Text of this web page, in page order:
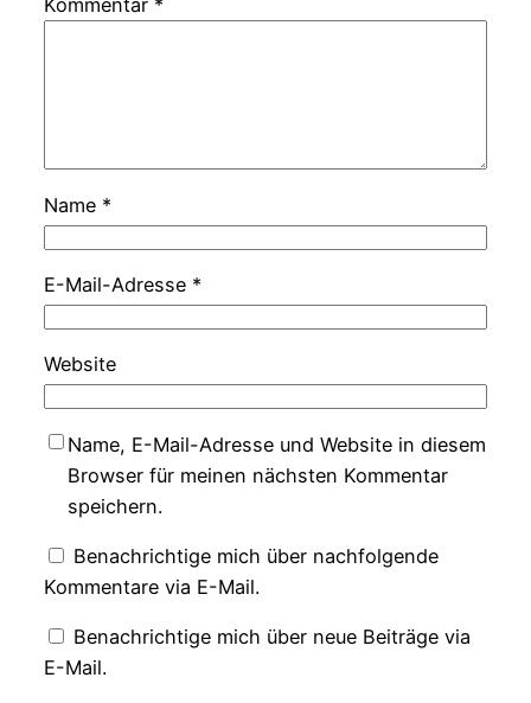
Kommentar *
Name *
E-Mail-Adresse *
Website
Name, E-Mail-Adresse und Website in diesem
Browser für meinen nächsten Kommentar
speichern.
Benachrichtige mich über nachfolgende
Kommentare via E-Mail.
Benachrichtige mich über neue Beiträge via
E-Mail.